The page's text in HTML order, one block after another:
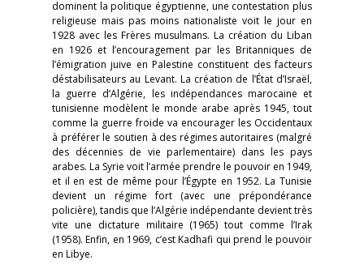
dominent la politique égyptienne, une contestation plus
religieuse mais pas moins nationaliste voit le jour en
1928 avec les Frères musulmans. La création du Liban
en 1926 et l’encouragement par les Britanniques de
l’émigration juive en Palestine constituent des facteurs
déstabilisateurs au Levant. La création de l’État d’Israël,
la guerre d’Algérie, les indépendances marocaine et
tunisienne modèlent le monde arabe après 1945, tout
comme la guerre froide va encourager les Occidentaux
à préférer le soutien à des régimes autoritaires (malgré
des décennies de vie parlementaire) dans les pays
arabes. La Syrie voit l’armée prendre le pouvoir en 1949,
et il en est de même pour l’Égypte en 1952. La Tunisie
devient un régime fort (avec une prépondérance
policière), tandis que l’Algérie indépendante devient très
vite une dictature militaire (1965) tout comme l’Irak
(1958). Enfin, en 1969, c’est Kadhafi qui prend le pouvoir
en Libye.